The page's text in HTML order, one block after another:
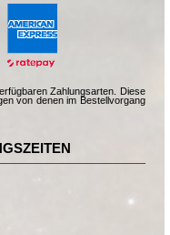
Zahlungsarten. Diese
von denen im Bestellvorgang